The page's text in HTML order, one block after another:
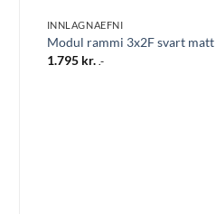
INNLAGNAEFNI
Modul rammi 3x2F svart matt
1.795 kr. .-